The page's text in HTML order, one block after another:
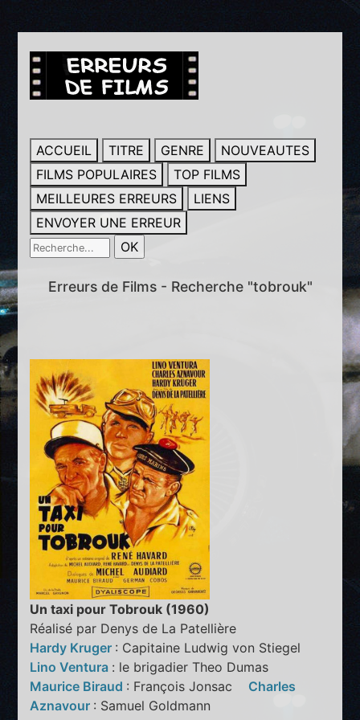
ACCUEIL TITRE GENRE
NOUVEAUTES
FILMS POPULAIRES
TOP FILMS
MEILLEURES ERREURS
LIENS
ENVOYER UNE ERREUR
Erreurs de Films - Recherche "tobrouk"
Un taxi pour Tobrouk (1960)
Réalisé par Denys de La Patellière
Hardy Kruger : Capitaine Ludwig von Stiegel
Lino Ventura : le brigadier Theo Dumas
Maurice Biraud : François Jonsac Charles
Aznavour : Samuel Goldmann